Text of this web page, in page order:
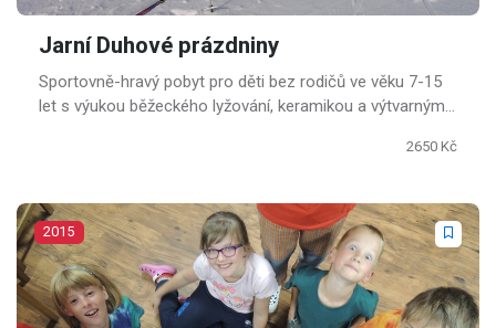
Jarní Duhové prázdniny
Sportovně-hravý pobyt pro děti bez rodičů ve věku 7-15
let s výukou běžeckého lyžování, keramikou a výtvarnými
2650 Kč
2015